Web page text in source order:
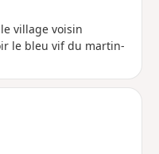
village voisin
le bleu vif du martin-